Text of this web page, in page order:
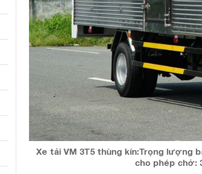
Xe tải VM 3T5 thùng kín:Trọng lượng
cho phép chở: